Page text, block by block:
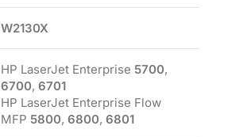
W2130X
HP LaserJet Enterprise 5700,
6700, 6701
HP LaserJet Enterprise Flow
MFP 5800, 6800, 6801